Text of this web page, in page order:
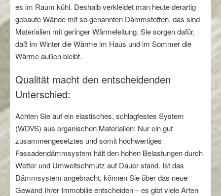
es im Raum kühl. Deshalb verkleidet man heute derartig
gebaute Wände mit so genannten Dämmstoffen, das sind
Materialien mit geringer Wärmeleitung. Sie sorgen dafür,
daß im Winter die Wärme im Haus und im Sommer die
Wärme außen bleibt.
Qualität macht den entscheidenden
Unterschied:
Achten Sie auf ein elastisches, schlagfestes System
(WDVS) aus organischen Materialien: Nur ein gut
zusammengesetztes und somit hochwertiges
Fassadendämmsystem hält den hohen Belastungen durch
Wetter und Umweltschmutz auf Dauer stand. Ist das
Dämmsystem angebracht, können Sie über das neue
Gewand Ihrer Immobilie entscheiden – es gibt viele Arten